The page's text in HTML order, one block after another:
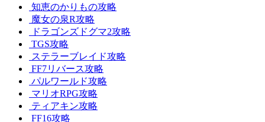
知恵のかりもの攻略
魔女の泉R攻略
ドラゴンズドグマ2攻略
TGS攻略
ステラーブレイド攻略
FF7リバース攻略
パルワールド攻略
マリオRPG攻略
ティアキン攻略
FF16攻略